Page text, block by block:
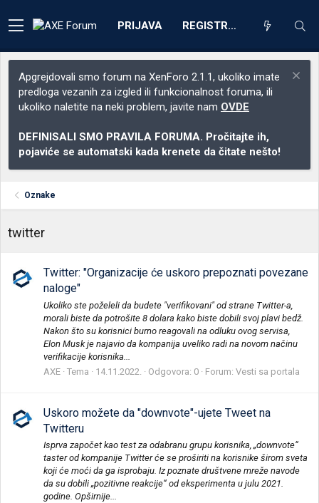
PRIJAVA REGISTRACIJA
Apgrejdovali smo forum na XenForo 2.1.1, ukoliko imate
predloga vezanih za izgled ili funkcionalnost foruma, ili
ukoliko naletite na neki problem, javite nam OVDE
DEFINISALI SMO PRAVILA FORUMA. Pročitajte ih,
pojaviće se automatski kada krenete da čitate nešto!
Oznake
twitter
Twitter: "Organizacije će uskoro prepoznati povezane
naloge"
Ukoliko ste poželeli da budete "verifikovani" od strane Twitter-a,
morali biste da potrošite 8 dolara kako biste dobili svoj plavi bedž.
Nakon što su korisnici burno reagovali na odluku ovog servisa,
Elon Musk je najavio da kompanija uveliko radi na novom načinu
verifikacije korisnika...
AXE Tema 14.11.2022. Odgovora: 0 Forum: Vesti sa portala
Uskoro možete da "downvote"-ujete Tweet na
Twitteru
Isprva započet kao test za odabranu grupu korisnika, „downvote“
taster od kompanije Twitter će se proširiti na korisnike širom sveta
koji će moći da ga isprobaju. Iz poznate društvene mreže navode
da su dobili „pozitivne reakcije“ od eksperimenta u julu 2021.
godine. Opširnije...